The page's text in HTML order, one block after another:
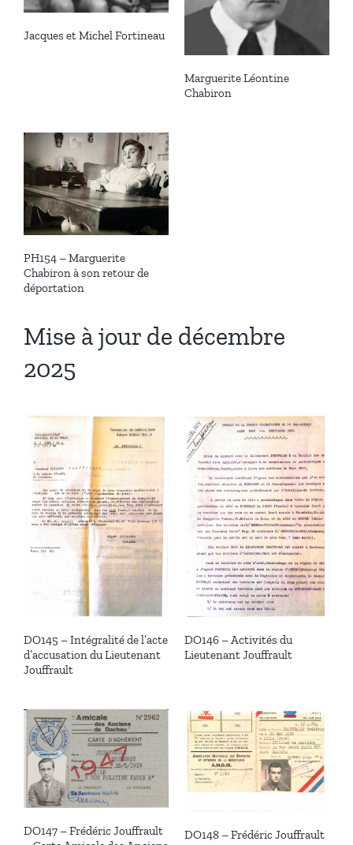
Jacques et Michel Fortineau
Marguerite Léontine
Chabiron
PH154 – Marguerite
Chabiron à son retour de
déportation
Mise à jour de décembre
2025
DO145 – Intégralité de l’acte
d’accusation du Lieutenant
Jouffrault
DO146 – Activités du
Lieutenant Jouffrault
DO147 – Frédéric Jouffrault
DO148 – Frédéric Jouffrault